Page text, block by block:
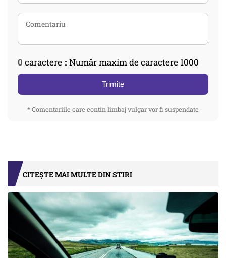
0 caractere :: Număr maxim de caractere 1000
Trimite
* Comentariile care contin limbaj vulgar vor fi suspendate
CITEȘTE MAI MULTE DIN STIRI